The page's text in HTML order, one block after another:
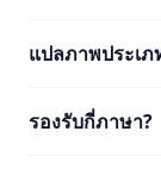
แปลภาพประเภ
รองรับกี่ภาษา?